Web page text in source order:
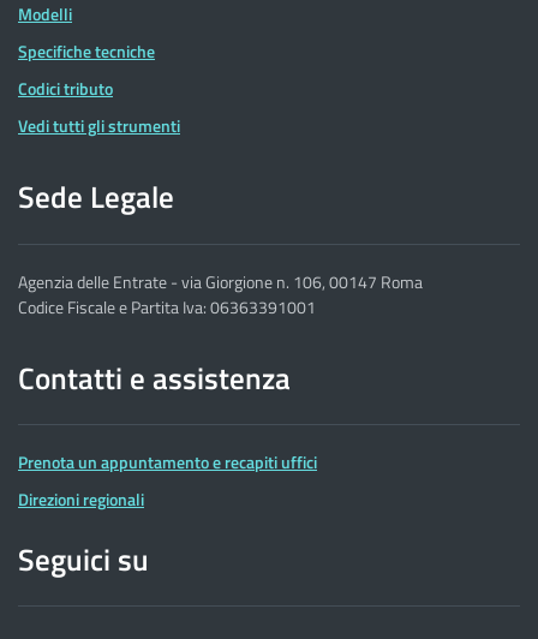
Modelli
Specifiche tecniche
Codici tributo
Vedi tutti gli strumenti
Sede Legale
Agenzia delle Entrate - via Giorgione n. 106, 00147 Roma
Codice Fiscale e Partita Iva: 06363391001
Contatti e assistenza
Prenota un appuntamento e recapiti uffici
Direzioni regionali
Seguici su